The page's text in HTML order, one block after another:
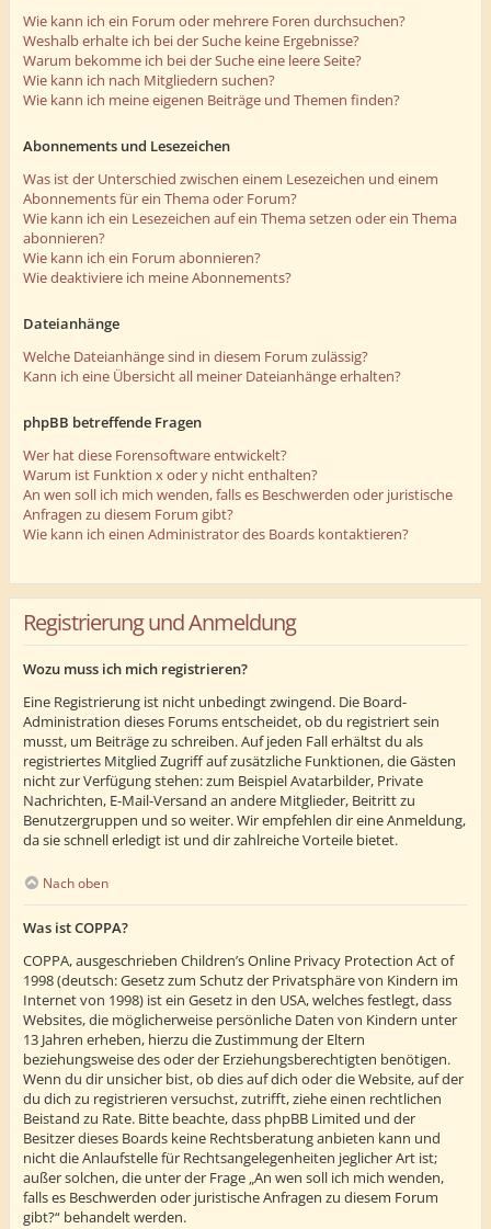
Wie kann ich ein Forum oder mehrere Foren durchsuchen?
Weshalb erhalte ich bei der Suche keine Ergebnisse?
Warum bekomme ich bei der Suche eine leere Seite?
Wie kann ich nach Mitgliedern suchen?
Wie kann ich meine eigenen Beiträge und Themen finden?
Abonnements und Lesezeichen
Was ist der Unterschied zwischen einem Lesezeichen und einem
Abonnements für ein Thema oder Forum?
Wie kann ich ein Lesezeichen auf ein Thema setzen oder ein Thema
abonnieren?
Wie kann ich ein Forum abonnieren?
Wie deaktiviere ich meine Abonnements?
Dateianhänge
Welche Dateianhänge sind in diesem Forum zulässig?
Kann ich eine Übersicht all meiner Dateianhänge erhalten?
phpBB betreffende Fragen
Wer hat diese Forensoftware entwickelt?
Warum ist Funktion x oder y nicht enthalten?
An wen soll ich mich wenden, falls es Beschwerden oder juristische
Anfragen zu diesem Forum gibt?
Wie kann ich einen Administrator des Boards kontaktieren?
Registrierung und Anmeldung
Wozu muss ich mich registrieren?
Eine Registrierung ist nicht unbedingt zwingend. Die Board-
Administration dieses Forums entscheidet, ob du registriert sein
musst, um Beiträge zu schreiben. Auf jeden Fall erhältst du als
registriertes Mitglied Zugriff auf zusätzliche Funktionen, die Gästen
nicht zur Verfügung stehen: zum Beispiel Avatarbilder, Private
Nachrichten, E-Mail-Versand an andere Mitglieder, Beitritt zu
Benutzergruppen und so weiter. Wir empfehlen dir eine Anmeldung,
da sie schnell erledigt ist und dir zahlreiche Vorteile bietet.
Nach oben
Was ist COPPA?
COPPA, ausgeschrieben Children’s Online Privacy Protection Act of
1998 (deutsch: Gesetz zum Schutz der Privatsphäre von Kindern im
Internet von 1998) ist ein Gesetz in den USA, welches festlegt, dass
Websites, die möglicherweise persönliche Daten von Kindern unter
13 Jahren erheben, hierzu die Zustimmung der Eltern
beziehungsweise des oder der Erziehungsberechtigten benötigen.
Wenn du dir unsicher bist, ob dies auf dich oder die Website, auf der
du dich zu registrieren versuchst, zutrifft, ziehe einen rechtlichen
Beistand zu Rate. Bitte beachte, dass phpBB Limited und der
Besitzer dieses Boards keine Rechtsberatung anbieten kann und
nicht die Anlaufstelle für Rechtsangelegenheiten jeglicher Art ist;
außer solchen, die unter der Frage „An wen soll ich mich wenden,
falls es Beschwerden oder juristische Anfragen zu diesem Forum
gibt?“ behandelt werden.